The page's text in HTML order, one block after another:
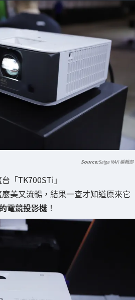
Saiga NAK 編輯部
「TK700STi」
美又流暢，結果一查才知道原來它
電競投影機 ！